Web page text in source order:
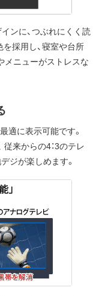
ンに、つぶれにくく読
採用し、寝室や台所
メニューがストレスな
適に表示可能です。
従来からの4：3のテレ
ジが楽しめます。